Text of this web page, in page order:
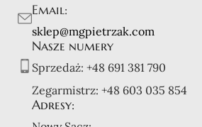
Email:
sklep@mgpietrzak.com
Nasze numery
Sprzedaż: +48 691 381 790
Zegarmistrz: +48 603 035 854
Adresy: